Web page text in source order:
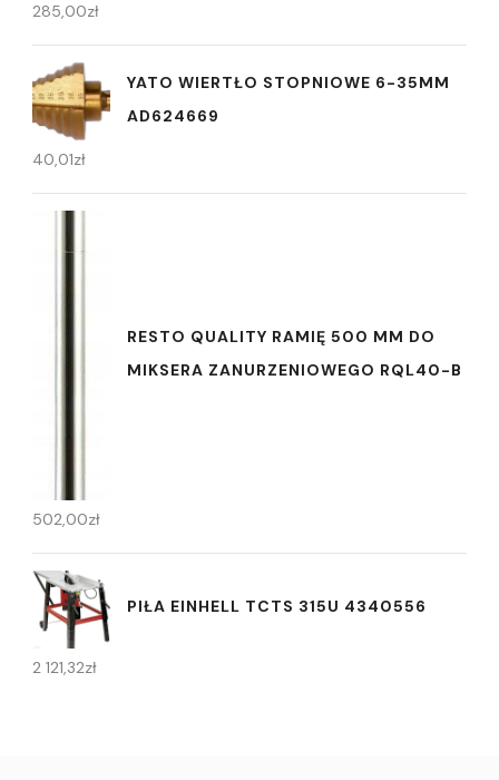
285,00zł
YATO WIERTŁO STOPNIOWE 6-35MM
AD624669
40,01zł
RESTO QUALITY RAMIĘ 500 MM DO
MIKSERA ZANURZENIOWEGO RQL40-B
502,00zł
PIŁA EINHELL TCTS 315U 4340556
2 121,32zł